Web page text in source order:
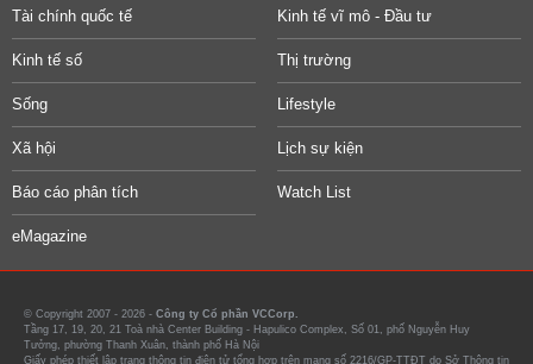
Tài chính quốc tế Kinh tế vĩ mô - Đầu tư
Kinh tế số Thị trường
Sống Lifestyle
Xã hội Lịch sự kiện
Báo cáo phân tích Watch List
eMagazine
© Copyright 2007 - 2026 - Công ty Cổ phần VCCorp.
Tầng 17, 19, 20, 21 Toà nhà Center Building - Hapulico Complex, Số 01, phố Nguyễn Huy
Tưởng, phường Thanh Xuân, thành phố Hà Nội
Giấy phép thiết lập trang thông tin điện tử tổng hợp trên mạng số 2216/GP-TTĐT do Sở Thông tin